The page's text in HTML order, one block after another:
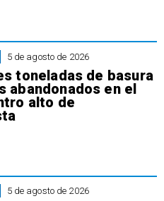
5 de agosto de 2026
toneladas de basura
abandonados en el
alto de
5 de agosto de 2026